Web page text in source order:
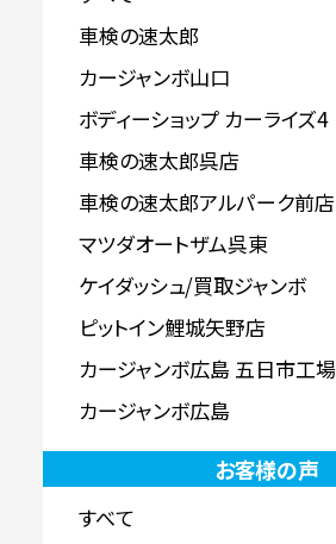
車検の速太郎
カージャンボ山口
ボディーショップ カーライズ4
車検の速太郎呉店
車検の速太郎アルパーク前店
マツダオートザム呉東
ケイダッシュ/買取ジャンボ
ピットイン鯉城矢野店
カージャンボ広島 五日市工場
カージャンボ広島
お客様の声
すべて